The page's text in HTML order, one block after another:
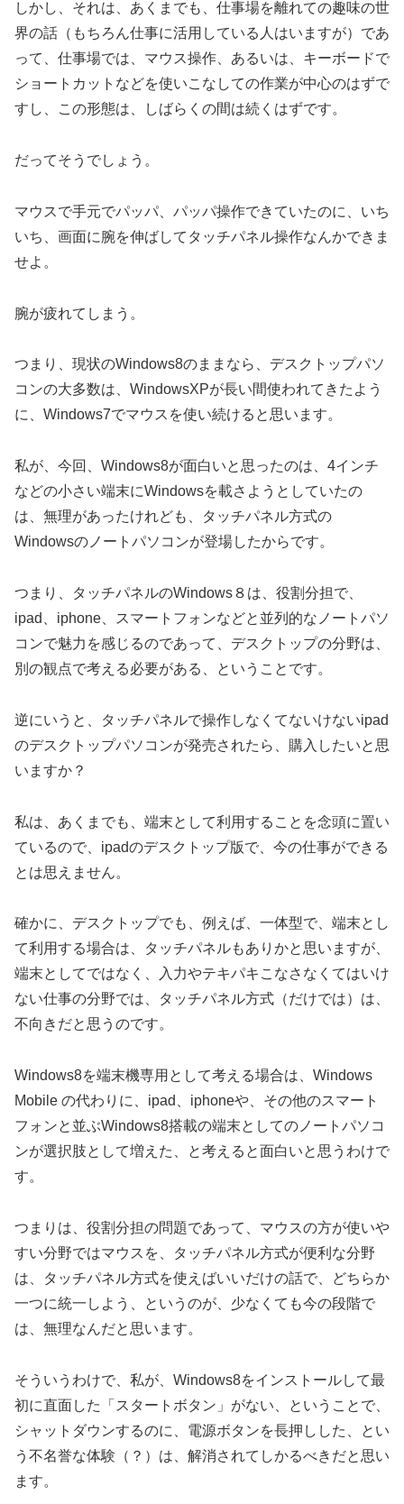
しかし、それは、あくまでも、仕事場を離れての趣味の世
界の話（もちろん仕事に活用している人はいますが）であ
って、仕事場では、マウス操作、あるいは、キーボードで
ショートカットなどを使いこなしての作業が中心のはずで
すし、この形態は、しばらくの間は続くはずです。
だってそうでしょう。
マウスで手元でパッパ、パッパ操作できていたのに、いち
いち、画面に腕を伸ばしてタッチパネル操作なんかできま
せよ。
腕が疲れてしまう。
つまり、現状のWindows8のままなら、デスクトップパソ
コンの大多数は、WindowsXPが長い間使われてきたよう
に、Windows7でマウスを使い続けると思います。
私が、今回、Windows8が面白いと思ったのは、4インチ
などの小さい端末にWindowsを載さようとしていたの
は、無理があったけれども、タッチパネル方式の
Windowsのノートパソコンが登場したからです。
つまり、タッチパネルのWindows８は、役割分担で、
ipad、iphone、スマートフォンなどと並列的なノートパソ
コンで魅力を感じるのであって、デスクトップの分野は、
別の観点で考える必要がある、ということです。
逆にいうと、タッチパネルで操作しなくてないけないipad
のデスクトップパソコンが発売されたら、購入したいと思
いますか？
私は、あくまでも、端末として利用することを念頭に置い
ているので、ipadのデスクトップ版で、今の仕事ができる
とは思えません。
確かに、デスクトップでも、例えば、一体型で、端末とし
て利用する場合は、タッチパネルもありかと思いますが、
端末としてではなく、入力やテキパキこなさなくてはいけ
ない仕事の分野では、タッチパネル方式（だけでは）は、
不向きだと思うのです。
Windows8を端末機専用として考える場合は、Windows
Mobile の代わりに、ipad、iphoneや、その他のスマート
フォンと並ぶWindows8搭載の端末としてのノートパソコ
ンが選択肢として増えた、と考えると面白いと思うわけで
す。
つまりは、役割分担の問題であって、マウスの方が使いや
すい分野ではマウスを、タッチパネル方式が便利な分野
は、タッチパネル方式を使えばいいだけの話で、どちらか
一つに統一しよう、というのが、少なくても今の段階で
は、無理なんだと思います。
そういうわけで、私が、Windows8をインストールして最
初に直面した「スタートボタン」がない、ということで、
シャットダウンするのに、電源ボタンを長押しした、とい
う不名誉な体験（？）は、解消されてしかるべきだと思い
ます。